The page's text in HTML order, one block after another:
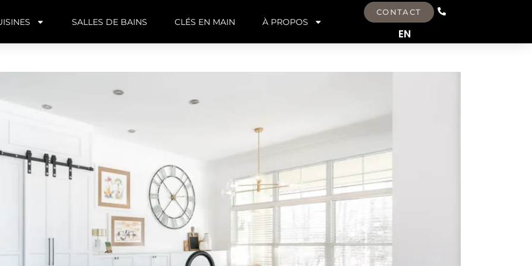
SALLES DE BAINS CLÉS EN MAIN À PROPOS
CONTACT
EN